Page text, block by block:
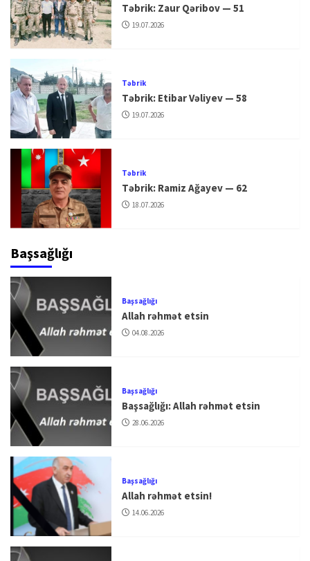
Təbrik: Zaur Qəribov — 51
19.07.2026
Təbrik
Təbrik: Etibar Vəliyev — 58
19.07.2026
Təbrik
Təbrik: Ramiz Ağayev — 62
18.07.2026
Başsağlığı
Başsağlığı
Allah rəhmət etsin
04.08.2026
Başsağlığı
Başsağlığı: Allah rəhmət etsin
28.06.2026
Başsağlığı
Allah rəhmət etsin!
14.06.2026